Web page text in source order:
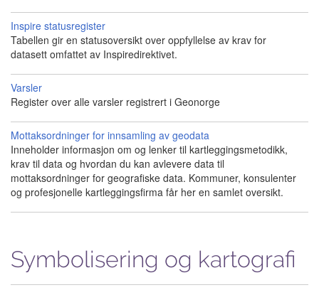
Inspire statusregister
Tabellen gir en statusoversikt over oppfyllelse av krav for
datasett omfattet av Inspiredirektivet.
Varsler
Register over alle varsler registrert i Geonorge
Mottaksordninger for innsamling av geodata
Inneholder informasjon om og lenker til kartleggingsmetodikk,
krav til data og hvordan du kan avlevere data til
mottaksordninger for geografiske data. Kommuner, konsulenter
og profesjonelle kartleggingsfirma får her en samlet oversikt.
Symbolisering og kartografi